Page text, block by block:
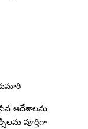
ఆదేశాలను
పూర్తిగా